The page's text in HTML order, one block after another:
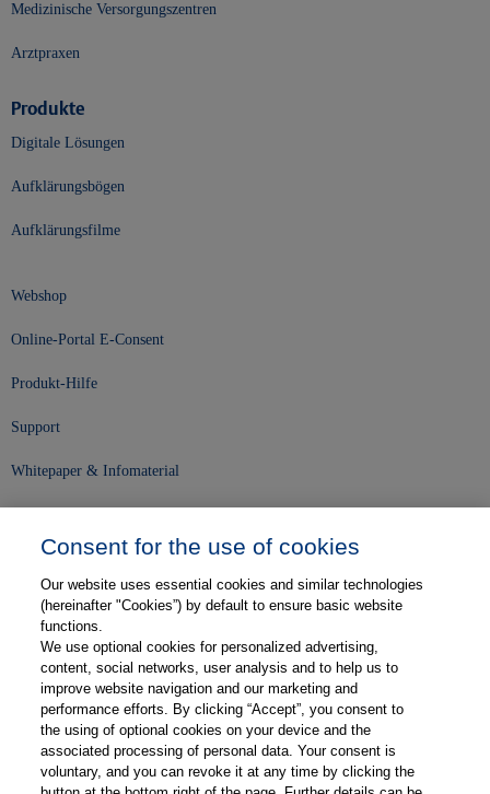
Medizinische Versorgungszentren
Arztpraxen
Produkte
Digitale Lösungen
Aufklärungsbögen
Aufklärungsfilme
Webshop
Online-Portal E-Consent
Produkt-Hilfe
Support
Whitepaper & Infomaterial
Karriere
Kontakt
Web-Semniare
Anwenderberichte
Partner
Consent for the use of cookies
Our website uses essential cookies and similar technologies
(hereinafter "Cookies”) by default to ensure basic website
functions.
We use optional cookies for personalized advertising,
content, social networks, user analysis and to help us to
improve website navigation and our marketing and
performance efforts. By clicking “Accept”, you consent to
the using of optional cookies on your device and the
associated processing of personal data. Your consent is
voluntary, and you can revoke it at any time by clicking the